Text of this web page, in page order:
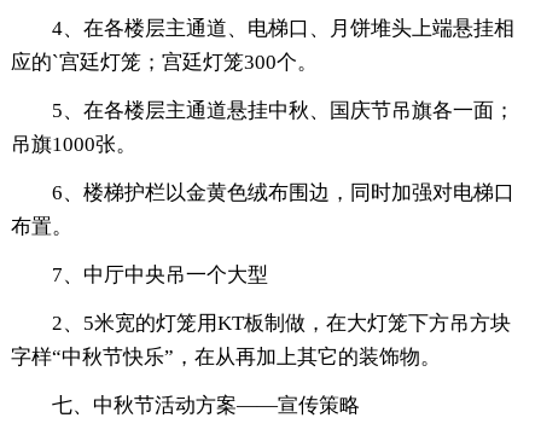
4、在各楼层主通道、电梯口、月饼堆头上端悬挂相
应的`宫廷灯笼；宫廷灯笼300个。
5、在各楼层主通道悬挂中秋、国庆节吊旗各一面；
吊旗1000张。
6、楼梯护栏以金黄色绒布围边，同时加强对电梯口
布置。
7、中厅中央吊一个大型
2、5米宽的灯笼用KT板制做，在大灯笼下方吊方块
字样“中秋节快乐”，在从再加上其它的装饰物。
七、中秋节活动方案——宣传策略